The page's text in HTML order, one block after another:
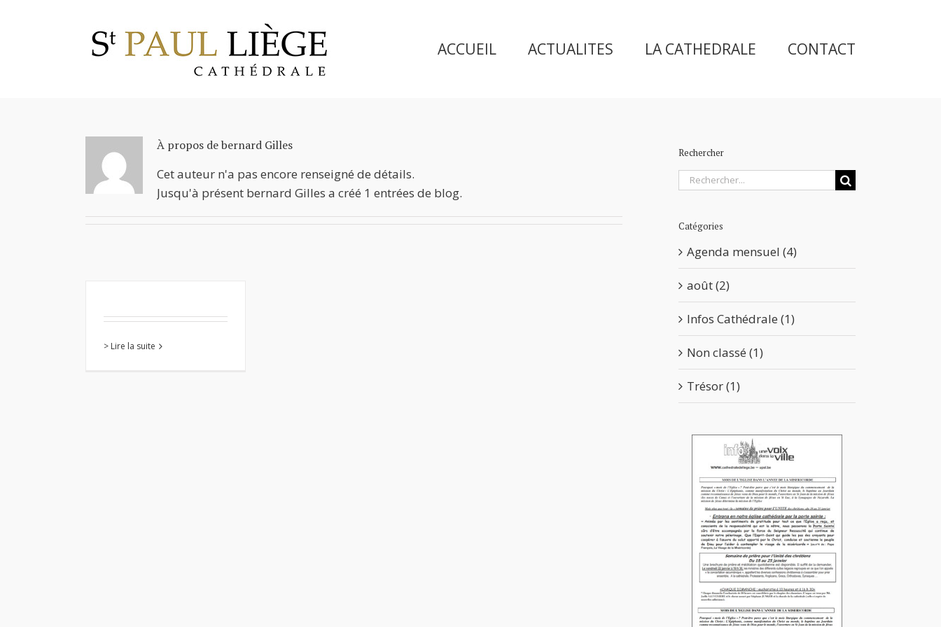
ACCUEIL ACTUALITES LA CATHEDRALE CONTACT
À propos debernard Gilles
Cet auteur n'a pas encore renseigné de détails.
Jusqu'à présent bernard Gilles a créé 1 entrées de blog.
> Lire la suite
Rechercher
Rechercher
Catégories
Agenda mensuel (4)
août (2)
Infos Cathédrale (1)
Non classé (1)
Trésor (1)